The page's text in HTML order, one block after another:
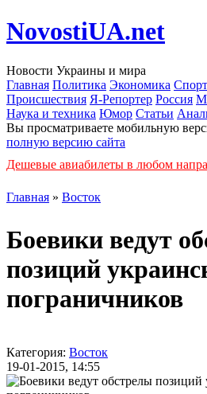
NovostiUA.net
Новости Украины и мира
Главная Политика Экономика Спорт
Происшествия Я-Репортер Россия
Наука и техника Юмор Статьи
Вы просматриваете мобильную
полную версию сайта
Дешевые авиабилеты в любом
Главная » Восток
Боевики ведут
позиций
пограничников
Категория: Восток
19-01-2015, 14:55